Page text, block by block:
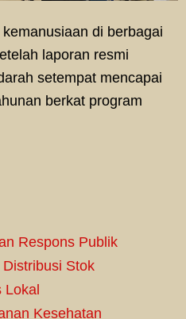
di berbagai
laporan resmi
setempat mencapai
berkat program
Respons Publik
Stok
Lokal
Kesehatan